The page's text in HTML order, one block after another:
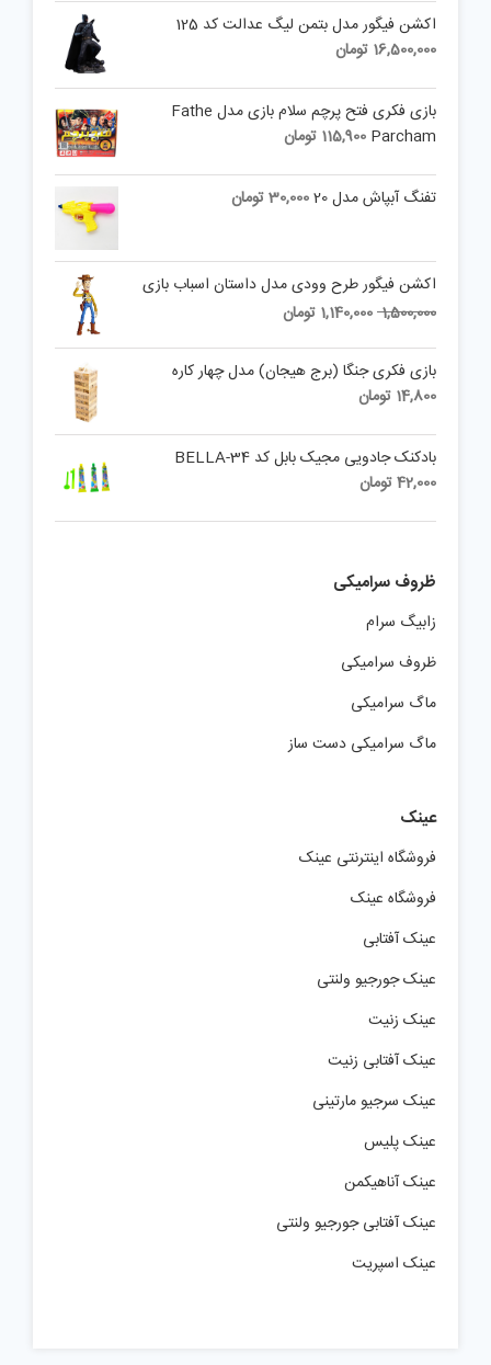
اکشن فیگور مدل بتمن لیگ عدالت کد 125
16,500,000 تومان
بازی فکری فتح پرچم سلام بازی مدل Fathe
Parcham
115,900 تومان
تفنگ آبپاش مدل 20 30,000تومان
اکشن فیگور طرح وودی مدل داستان اسباب بازی
1,500,000
Original
was:
1,500,000 تومان.
1,140,000 تومان
is:
1,140,000 تومان.
بازی فکری جنگا (برج هیجان) مدل چهار کاره
14,800 تومان
بادکنک جادویی مجیک بابل کد BELLA-34
42,000تومان
ظروف سرامیکی
زابیگ سرام
ظروف سرامیکی
ماگ سرامیکی
ماگ سرامیکی دست ساز
عینک
فروشگاه اینترنتی عینک
فروشگاه عینک
عینک آفتابی
عینک جورجیو ولنتی
عینک زنیت
عینک آفتابی زنیت
عینک سرجیو مارتینی
عینک پلیس
عینک آناهیکمن
عینک آفتابی جورجیو ولنتی
عینک اسپریت